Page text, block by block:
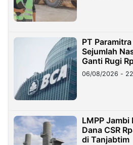
PT
Sejumlah
Ganti Rugi
06/08/2026 -
LMPP
Dana CSR
di Tanjabtim